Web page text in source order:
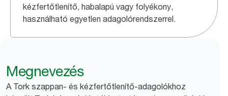
kézfertőtlenítő, habalapú vagy folyékony,
használható egyetlen adagolórendszerrel.
Megnevezés
A Tork szappan- és kézfertőtlenítő-adagolókhoz